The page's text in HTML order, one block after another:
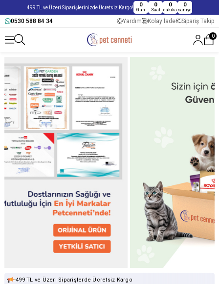
499 TL ve Üzeri Siparişlerinizde Ücretsiz Kargo! 0
Gün
0
Saat
0
dakika
0
saniye
0530 588 84 34 Yardım Kolay İade Sipariş Takip
0
-499 TL ve Üzeri Siparişlerde Ücretsiz Kargo